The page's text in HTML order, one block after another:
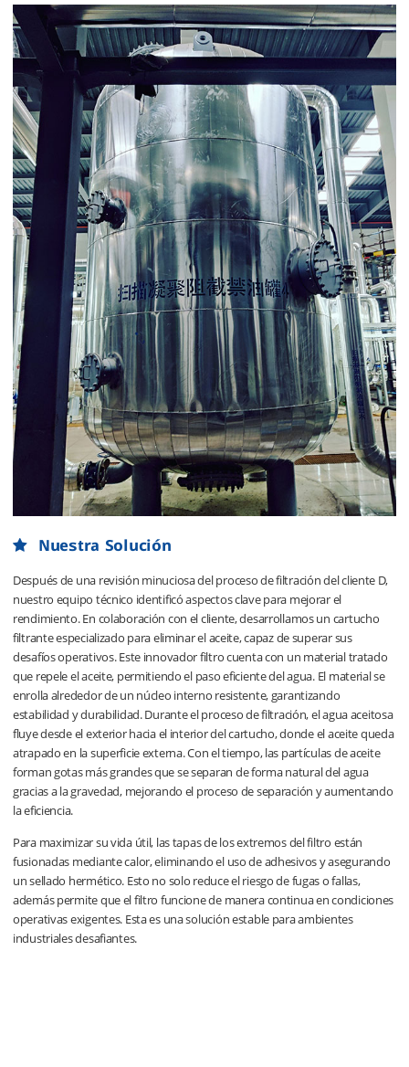
Nuestra Solución
Después de una revisión minuciosa del proceso de filtración del cliente D,
nuestro equipo técnico identificó aspectos clave para mejorar el
rendimiento. En colaboración con el cliente, desarrollamos un cartucho
filtrante especializado para eliminar el aceite, capaz de superar sus
desafíos operativos. Este innovador filtro cuenta con un material tratado
que repele el aceite, permitiendo el paso eficiente del agua. El material se
enrolla alrededor de un núcleo interno resistente, garantizando
estabilidad y durabilidad. Durante el proceso de filtración, el agua aceitosa
fluye desde el exterior hacia el interior del cartucho, donde el aceite queda
atrapado en la superficie externa. Con el tiempo, las partículas de aceite
forman gotas más grandes que se separan de forma natural del agua
gracias a la gravedad, mejorando el proceso de separación y aumentando
la eficiencia.
Para maximizar su vida útil, las tapas de los extremos del filtro están
fusionadas mediante calor, eliminando el uso de adhesivos y asegurando
un sellado hermético. Esto no solo reduce el riesgo de fugas o fallas,
además permite que el filtro funcione de manera continua en condiciones
operativas exigentes. Esta es una solución estable para ambientes
industriales desafiantes.